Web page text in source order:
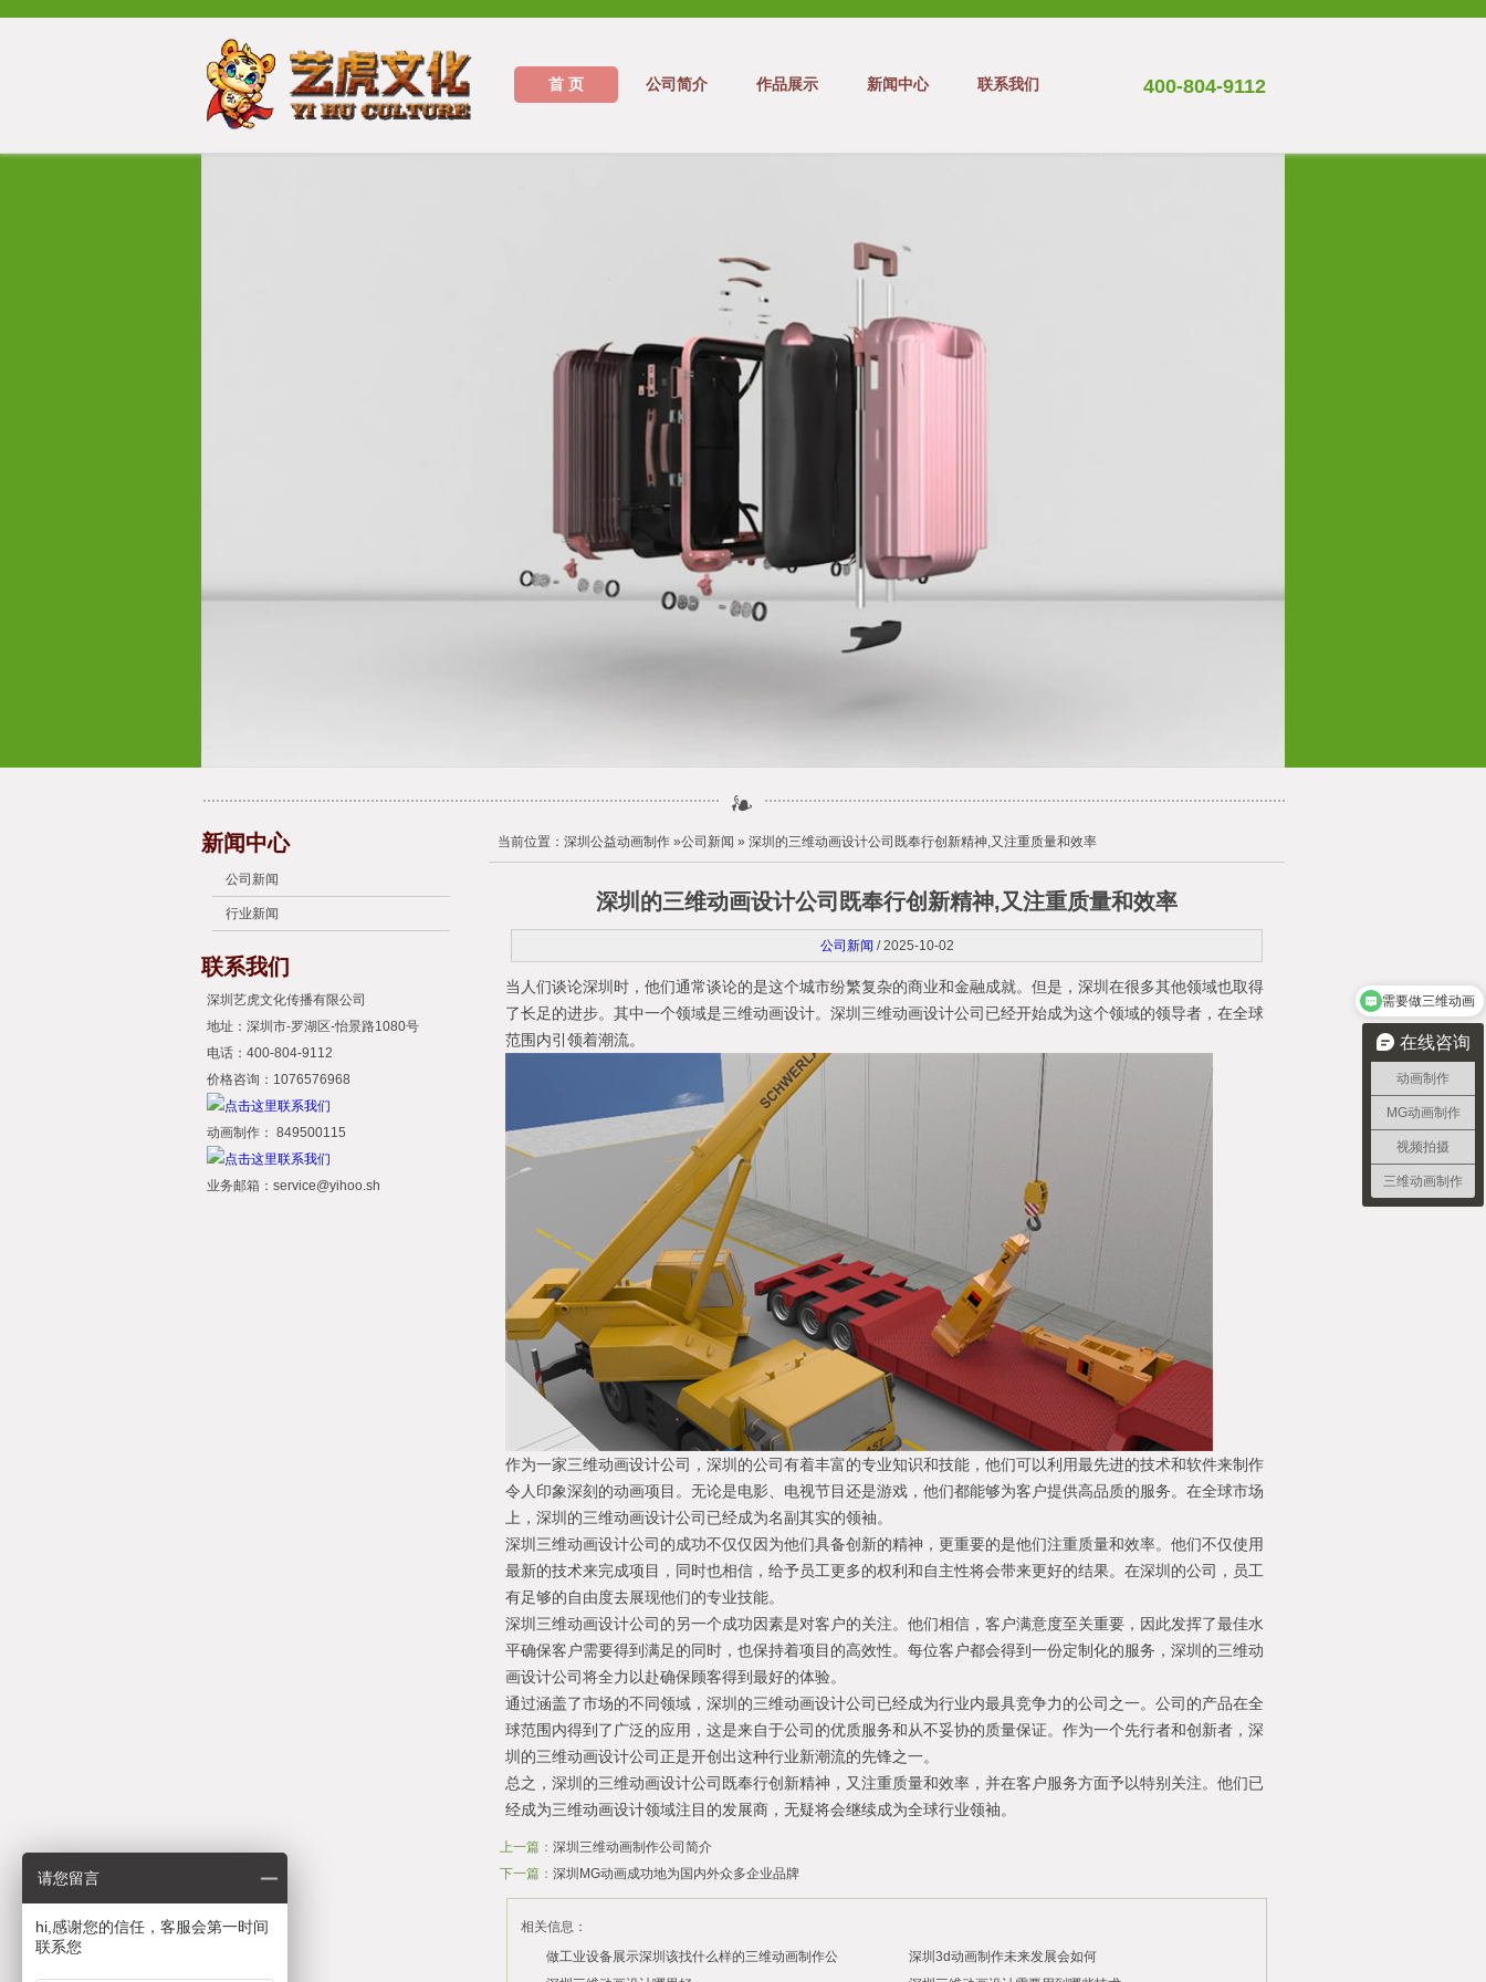
首 页 公司简介 作品展示 新闻中心 联系我们 400-804-9112
新闻中心
公司新闻
行业新闻
联系我们
深圳艺虎文化传播有限公司
地址：深圳市-罗湖区-怡景路1080号
电话：400-804-9112
价格咨询：1076576968
动画制作： 849500115
业务邮箱：service@yihoo.sh
当前位置： 深圳公益动画制作 »公司新闻 » 深圳的三维动画设计公司既奉行创新精神,又注重质量和效率
深圳的三维动画设计公司既奉行创新精神,又注重质量和效率
公司新闻 / 2025-10-02
当人们谈论深圳时，他们通常谈论的是这个城市纷繁复杂的商业和金融成就。但是，深圳在很多其他领域也取得
了长足的进步。其中一个领域是三维动画设计。深圳三维动画设计公司已经开始成为这个领域的领导者，在全球
范围内引领着潮流。
作为一家三维动画设计公司，深圳的公司有着丰富的专业知识和技能，他们可以利用最先进的技术和软件来制作
令人印象深刻的动画项目。无论是电影、电视节目还是游戏，他们都能够为客户提供高品质的服务。在全球市场
上，深圳的三维动画设计公司已经成为名副其实的领袖。
深圳三维动画设计公司的成功不仅仅因为他们具备创新的精神，更重要的是他们注重质量和效率。他们不仅使用
最新的技术来完成项目，同时也相信，给予员工更多的权利和自主性将会带来更好的结果。在深圳的公司，员工
有足够的自由度去展现他们的专业技能。
深圳三维动画设计公司的另一个成功因素是对客户的关注。他们相信，客户满意度至关重要，因此发挥了最佳水
平确保客户需要得到满足的同时，也保持着项目的高效性。每位客户都会得到一份定制化的服务，深圳的三维动
画设计公司将全力以赴确保顾客得到最好的体验。
通过涵盖了市场的不同领域，深圳的三维动画设计公司已经成为行业内最具竞争力的公司之一。公司的产品在全
球范围内得到了广泛的应用，这是来自于公司的优质服务和从不妥协的质量保证。作为一个先行者和创新者，深
圳的三维动画设计公司正是开创出这种行业新潮流的先锋之一。
总之，深圳的三维动画设计公司既奉行创新精神，又注重质量和效率，并在客户服务方面予以特别关注。他们已
经成为三维动画设计领域注目的发展商，无疑将会继续成为全球行业领袖。
上一篇： 深圳三维动画制作公司简介
下一篇： 深圳MG动画成功地为国内外众多企业品牌
相关信息：
做工业设备展示深圳该找什么样的三维动画制作公
深圳3d动画制作未来发展会如何
在线咨询
动画制作
MG动画制作
视频拍摄
三维动画制作
需要做三维动画
请您留言
hi,感谢您的信任，客服会第一时间
联系您